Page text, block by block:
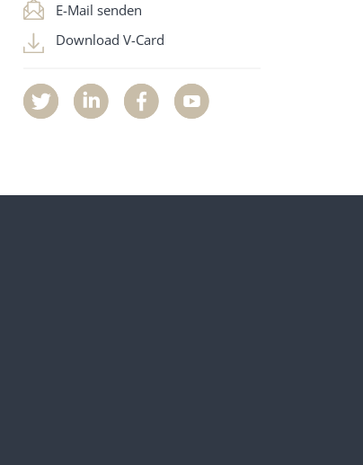
E-Mail senden
Download V-Card